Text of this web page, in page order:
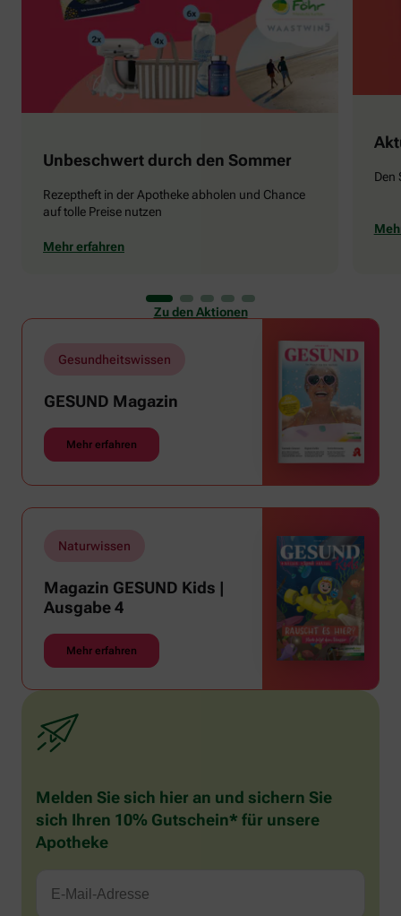
Unbeschwert durch den Sommer
Rezeptheft in der Apotheke abholen und Chance
auf tolle Preise nutzen
Mehr erfahren
Den
Zu den Aktionen
Gesundheitswissen
GESUND Magazin
Mehr erfahren
Naturwissen
Magazin GESUND Kids |
Ausgabe 4
Mehr erfahren
Melden Sie sich hier an und sichern Sie
sich Ihren 10% Gutschein* für unsere
Apotheke